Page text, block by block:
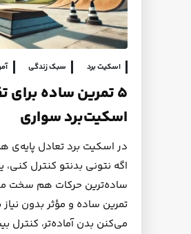
اسکیت برد سبک زندگی
۵ تمرین ساده
اسکیت‌برد سواری
در اسکیت برد تعادل پایه‌ی
اگه نتونی بدنتو کنترل کنی،
تمرین ساده و مؤثر بدون
می‌کنن بدن آماده‌تر، کنترل